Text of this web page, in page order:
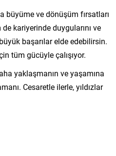
büyüme ve dönüşüm fırsatları
kariyerinde duygularını ve
başarılar elde edebilirsin.
tüm gücüyle çalışıyor.
yaklaşmanın ve yaşamına
Cesaretle ilerle, yıldızlar